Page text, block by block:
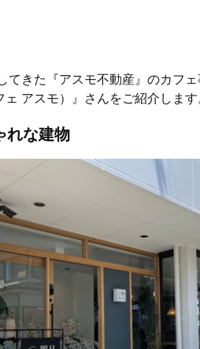
てきた『アスモ不動産』のカフ
アスモ）』さんをご紹介します
れな建物